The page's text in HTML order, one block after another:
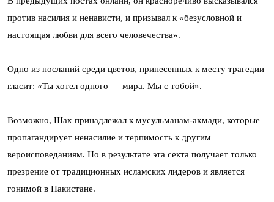
против насилия и ненависти, и призывал к «безусловной и
настоящая любви для всего человечества».
Одно из посланий среди цветов, принесенных к месту трагедии
гласит: «Ты хотел одного — мира. Мы с тобой».
Возможно, Шах принадлежал к мусульманам-ахмади, которые
пропагандирует ненасилие и терпимость к другим
вероисповеданиям. Но в результате эта секта получает только
презрение от традиционных исламских лидеров и является
гонимой в Пакистане.